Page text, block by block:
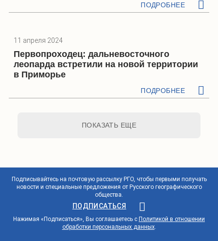
ПОДРОБНЕЕ
11 апреля 2024
Первопроходец: дальневосточного
леопарда встретили на новой территории
в Приморье
ПОДРОБНЕЕ
ПОКАЗАТЬ ЕЩЕ
Подписывайтесь на почтовую рассылку РГО, чтобы первыми получать
новости и специальные предложения от Русского географического
общества.
ПОДПИСАТЬСЯ
Нажимая «Подписаться», Вы соглашаетесь с Политикой в отношении
обработки персональных данных.